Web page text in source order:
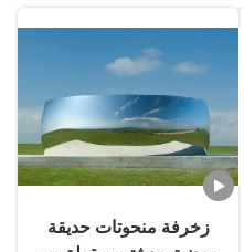
زخرفة منحوتات حديقة